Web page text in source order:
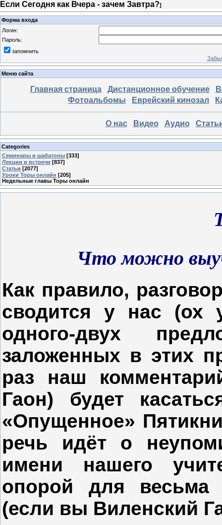
Если Сегодня как Вчера - зачем Завтра?]
Форма входа
Логин:
Пароль:
запомнить
Меню сайта
Главная страница Дистанционное обучение
Фотоальбомы
Еврейский кинозал
О нас Видео Аудио
Categories
Семинары и шабатоны [333]
Лекции и встречи [837]
Статьи [2077]
Уроки Торы онлайн [205]
Недельные главы Торы онлайн
Что можно
Как правило,
сводится у нас (ох
одного-двух
заложенных в этих
раз наш
Гаон) будет
«Опущенное»
речь идёт о
имени нашего
опорой для
(если вы Виленский